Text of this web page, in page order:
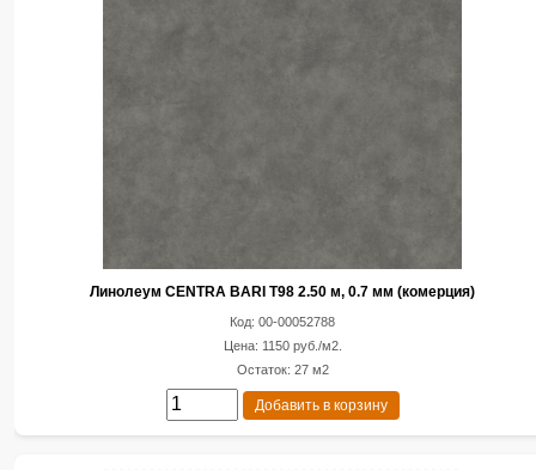
Линолеум CENTRA BARI T98 2.50 м, 0.7 мм (комерция)
Код: 00-00052788
Цена: 1150 руб./м2.
Остаток: 27 м2
Добавить в корзину